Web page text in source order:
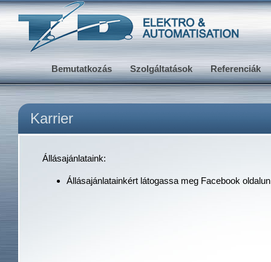
Bemutatkozás Szolgáltatások Referenciák
Karrier
Állásajánlataink:
Állásajánlatainkért látogassa meg Facebook